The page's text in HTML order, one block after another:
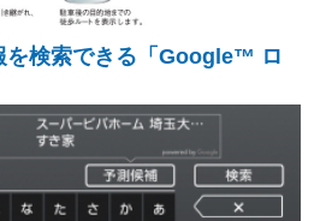
を検索できる「Google™ ロ